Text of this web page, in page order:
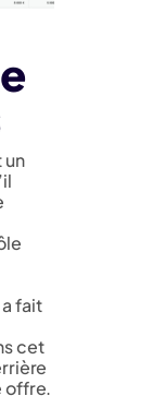
un
fait
cet
offre.